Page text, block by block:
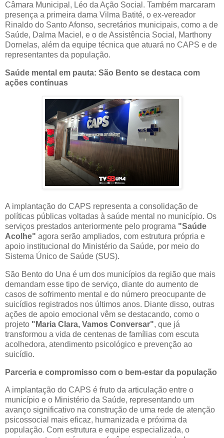
Câmara Municipal, Léo da Ação Social. Também marcaram
presença a primeira dama Vilma Batité, o ex-vereador
Rinaldo do Santo Afonso, secretários municipais, como a de
Saúde, Dalma Maciel, e o de Assistência Social, Marthony
Dornelas, além da equipe técnica que atuará no CAPS e de
representantes da população.
Saúde mental em pauta: São Bento se destaca com
ações contínuas
A implantação do CAPS representa a consolidação de
políticas públicas voltadas à saúde mental no município. Os
serviços prestados anteriormente pelo programa "Saúde
Acolhe" agora serão ampliados, com estrutura própria e
apoio institucional do Ministério da Saúde, por meio do
Sistema Único de Saúde (SUS).
São Bento do Una é um dos municípios da região que mais
demandam esse tipo de serviço, diante do aumento de
casos de sofrimento mental e do número preocupante de
suicídios registrados nos últimos anos. Diante disso, outras
ações de apoio emocional vêm se destacando, como o
projeto "Maria Clara, Vamos Conversar", que já
transformou a vida de centenas de famílias com escuta
acolhedora, atendimento psicológico e prevenção ao
suicídio.
Parceria e compromisso com o bem-estar da população
A implantação do CAPS é fruto da articulação entre o
município e o Ministério da Saúde, representando um
avanço significativo na construção de uma rede de atenção
psicossocial mais eficaz, humanizada e próxima da
população. Com estrutura e equipe especializada, o